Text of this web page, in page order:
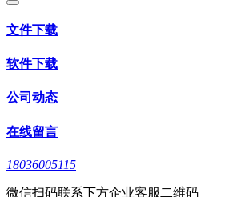
文件下载
软件下载
公司动态
在线留言
18036005115
微信扫码联系下方企业客服二维码